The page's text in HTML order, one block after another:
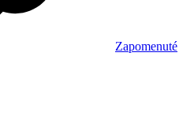
Zapomenuté